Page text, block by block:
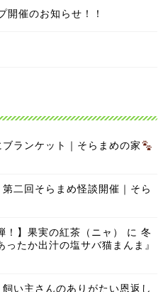
催のお知らせ！！
ブランケット｜そらまめの家
第二回そらまめ怪談開催｜そら
！】果実の紅茶（ニャ） に 冬
ったか出汁の塩サバ猫まんま』
飼い主さんのありがたい恩返し